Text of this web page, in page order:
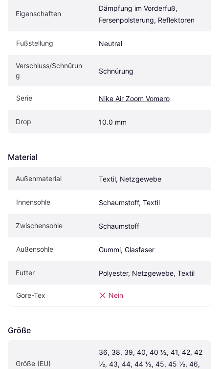
Eigenschaften
Dämpfung im Vorderfuß,
Fersenpolsterung, Reflektoren
Fußstellung Neutral
Verschluss/Schnürun
g
Schnürung
Serie Nike Air Zoom Vomero
Drop 10.0 mm
Material
Außenmaterial Textil, Netzgewebe
Innensohle Schaumstoff, Textil
Zwischensohle Schaumstoff
Außensohle Gummi, Glasfaser
Futter Polyester, Netzgewebe, Textil
Gore-Tex Nein
Größe
Größe (EU)
36, 38, 39, 40, 40 ½, 41, 42, 42
½, 43, 44, 44 ½, 45, 45 ½, 46,